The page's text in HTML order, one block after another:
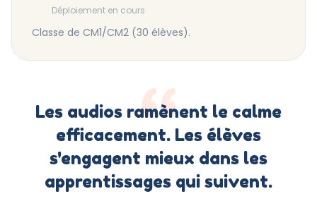
Déploiement en cours
Classe de CM1/CM2 (30 élèves).
“
Les audios ramènent le calme
efficacement. Les élèves
s'engagent mieux dans les
apprentissages qui suivent.